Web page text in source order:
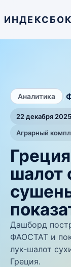
Аналитика
22 декабря 2025
Аграрный
шалот
Дашборд
ФАОСТАТ и
лук-шалот
Греция.